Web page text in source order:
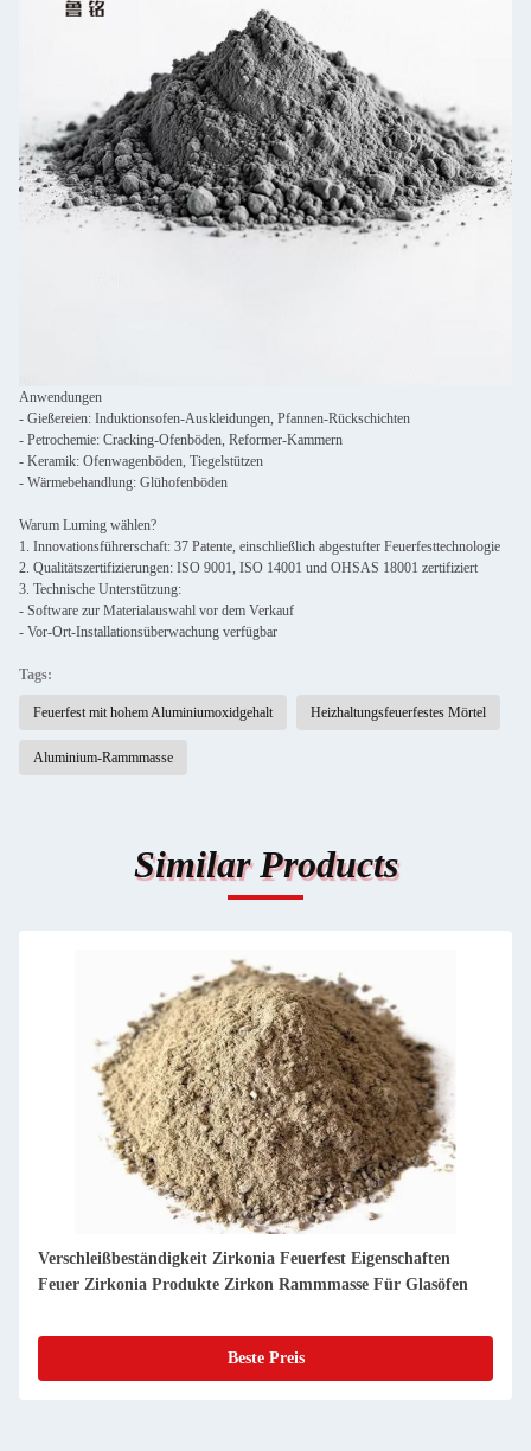
Anwendungen
- Gießereien: Induktionsofen-Auskleidungen, Pfannen-Rückschichten
- Petrochemie: Cracking-Ofenböden, Reformer-Kammern
- Keramik: Ofenwagenböden, Tiegelstützen
- Wärmebehandlung: Glühofenböden
Warum Luming wählen?
1. Innovationsführerschaft: 37 Patente, einschließlich abgestufter Feuerfesttechnologie
2. Qualitätszertifizierungen: ISO 9001, ISO 14001 und OHSAS 18001 zertifiziert
3. Technische Unterstützung:
- Software zur Materialauswahl vor dem Verkauf
- Vor-Ort-Installationsüberwachung verfügbar
Tags:
Feuerfest mit hohem Aluminiumoxidgehalt Heizhaltungsfeuerfestes Mörtel
Aluminium-Rammmasse
Similar Products
Verschleißbeständigkeit Zirkonia Feuerfest Eigenschaften
Feuer Zirkonia Produkte Zirkon Rammmasse Für Glasöfen
Beste Preis